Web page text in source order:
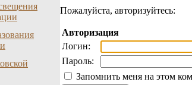
Пожалуйста, авторизуйтесь:
Авторизация
Логин:
Пароль:
Запомнить меня на этом